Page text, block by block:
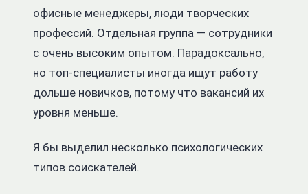
офисные менеджеры, люди творческих
профессий. Отдельная группа — сотрудники
с очень высоким опытом. Парадоксально,
но топ-специалисты иногда ищут работу
дольше новичков, потому что вакансий их
уровня меньше.
Я бы выделил несколько психологических
типов соискателей.